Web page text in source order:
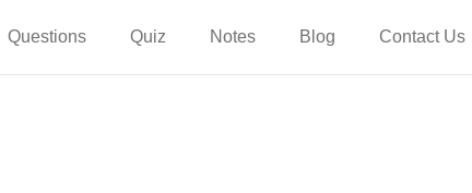
Questions Quiz Notes Blog Contact Us